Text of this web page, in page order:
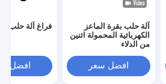
آلة حلب بقرة الماعز
الكهربائية المحمولة اثنين
من الدلاء
افضل سعر
فراغ آلة حلب
افضل